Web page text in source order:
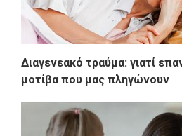
Διαγενεακό τραύμα: γιατί
μοτίβα που μας πληγώνουν